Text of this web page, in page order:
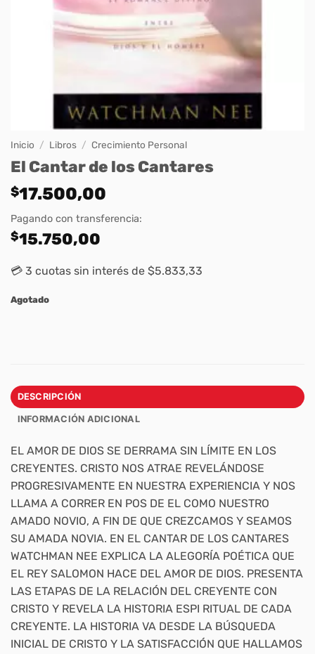
Inicio / Libros / Crecimiento Personal
El Cantar de los Cantares
$17.500,00
Pagando con transferencia:
$15.750,00
💳 3 cuotas sin interés de $5.833,33
Agotado
DESCRIPCIÓN
INFORMACIÓN ADICIONAL
EL AMOR DE DIOS SE DERRAMA SIN LÍMITE EN LOS
CREYENTES. CRISTO NOS ATRAE REVELÁNDOSE
PROGRESIVAMENTE EN NUESTRA EXPERIENCIA Y NOS
LLAMA A CORRER EN POS DE EL COMO NUESTRO
AMADO NOVIO, A FIN DE QUE CREZCAMOS Y SEAMOS
SU AMADA NOVIA. EN EL CANTAR DE LOS CANTARES
WATCHMAN NEE EXPLICA LA ALEGORÍA POÉTICA QUE
EL REY SALOMON HACE DEL AMOR DE DIOS. PRESENTA
LAS ETAPAS DE LA RELACIÓN DEL CREYENTE CON
CRISTO Y REVELA LA HISTORIA ESPI RITUAL DE CADA
CREYENTE. LA HISTORIA VA DESDE LA BÚSQUEDA
INICIAL DE CRISTO Y LA SATISFACCIÓN QUE HALLAMOS